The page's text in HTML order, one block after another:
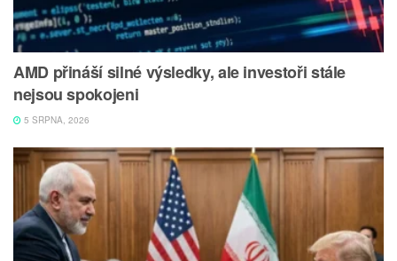
AMD přináší silné výsledky, ale investoři stále
nejsou spokojeni
5 SRPNA, 2026